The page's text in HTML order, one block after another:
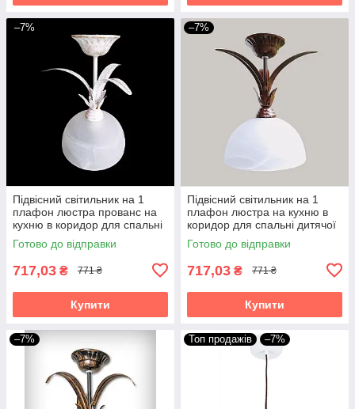
–7%
Підвісний світильник на 1
плафон люстра прованс на
кухню в коридор для спальні
дитячої кабінету гардеробної
Підвіс малий/1 білий
Готово до відправки
717,03 ₴ 771 ₴
Купити
–7%
Підвісний світильник на 1
плафон люстра на кухню в
коридор для спальні дитячої
кабінету гардеробної Підвіс
малий/1 коричневий
Готово до відправки
717,03 ₴ 771 ₴
Купити
–7% Топ продажів –7%